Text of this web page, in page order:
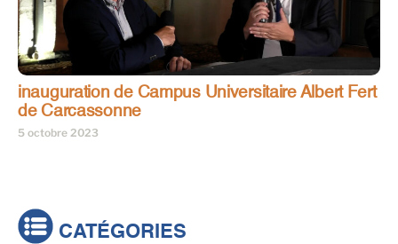
inauguration de Campus Universitaire Albert Fert
de Carcassonne
5 octobre 2023
CATÉGORIES